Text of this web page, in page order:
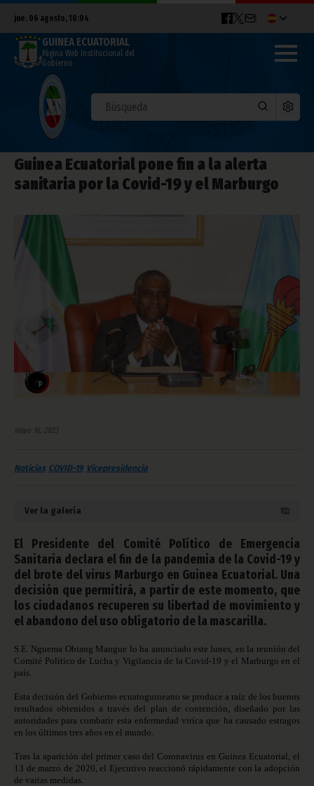
jue. 06 agosto, 10:04
GUINEA ECUATORIAL
Página Web Institucional del
Gobierno
Guinea Ecuatorial pone fin a la alerta
sanitaria por la Covid-19 y el Marburgo
mayo 16, 2023
Noticias COVID-19 Vicepresidencia
Ver la galería
El Presidente del Comité Político de Emergencia
Sanitaria declara el fin de la pandemia de la Covid-19 y
del brote del virus Marburgo en Guinea Ecuatorial. Una
decisión que permitirá, a partir de este momento, que
los ciudadanos recuperen su libertad de movimiento y
el abandono del uso obligatorio de la mascarilla.
S.E. Nguema Obiang Mangue lo ha anunciado este lunes, en la reunión del
Comité Político de Lucha y Vigilancia de la Covid-19 y el Marburgo en el
país.
Esta decisión del Gobierno ecuatoguineano se produce a raíz de los buenos
resultados obtenidos a través del plan de contención, diseñado por las
autoridades para combatir esta enfermedad viríca que ha causado estragos
en los últimos tres años en el mundo.
Tras la aparición del primer caso del Coronavirus en Guinea Ecuatorial, el
13 de marzo de 2020, el Ejecutivo reaccionó rápidamente con la adopción
de varias medidas.